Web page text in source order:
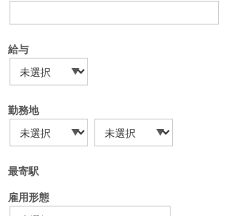
給与
勤務地
最寄駅
雇用形態